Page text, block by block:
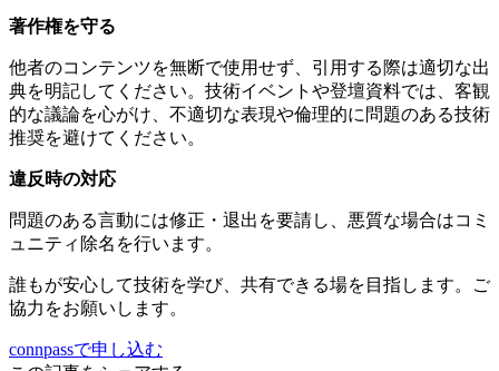
著作権を守る
他者のコンテンツを無断で使用せず、引用する際は適切な出
典を明記してください。技術イベントや登壇資料では、客観
的な議論を心がけ、不適切な表現や倫理的に問題のある技術
推奨を避けてください。
違反時の対応
問題のある言動には修正・退出を要請し、悪質な場合はコミ
ュニティ除名を行います。
誰もが安心して技術を学び、共有できる場を目指します。ご
協力をお願いします。
connpassで申し込む